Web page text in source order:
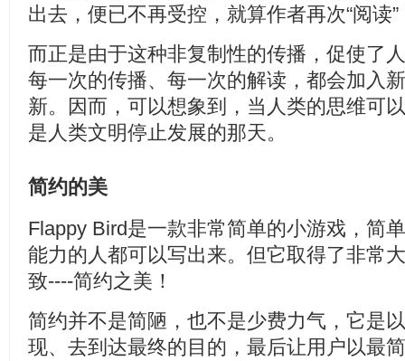
出去，便已不再受控，就算作者再次“阅读
而正是由于这种非复制性的传播，促使了
每一次的传播、每一次的解读，都会加入
新。因而，可以想象到，当人类的思维可
是人类文明停止发展的那天。
简约的美
Flappy Bird是一款非常简单的小游戏，简
能力的人都可以写出来。但它取得了非常
致----简约之美！
简约并不是简陋，也不是少费力气，它是
现、去到达最终的目的，最后让用户以最